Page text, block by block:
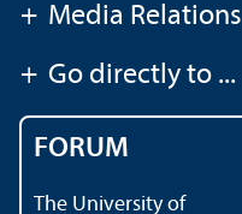
+ Media Relations
+ Go directly to ...
FORUM
The University of